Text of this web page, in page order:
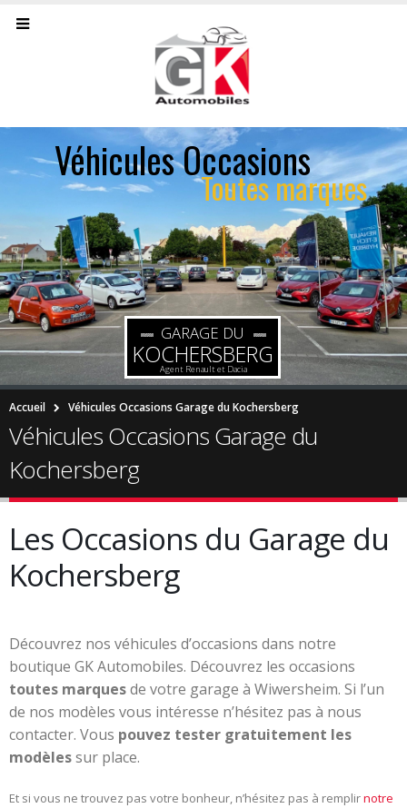
KOCHERSBERG
GARAGE DU
Toutes marques
Utilitaires
Accueil Véhicules Occasions Garage du Kochersberg
Véhicules Occasions Garage du
Kochersberg
Les Occasions du Garage du
Kochersberg
Découvrez nos véhicules d’occasions dans notre
boutique GK Automobiles. Découvrez les occasions
toutes marquesde votre garage à Wiwersheim. Si l’un
de nos modèles vous intéresse n’hésitez pas à nous
contacter. Vous pouvez tester gratuitement les
modèlessur place.
Et si vous ne trouvez pas votre bonheur, n’hésitez pas à remplirnotre